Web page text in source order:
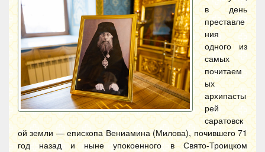
в день
преставле
ния
одного из
самых
почитаем
ых
архипасты
рей
саратовск
ой земли — епископа Вениамина (Милова), почившего 71
год назад и ныне упокоенного в Свято-Троицком